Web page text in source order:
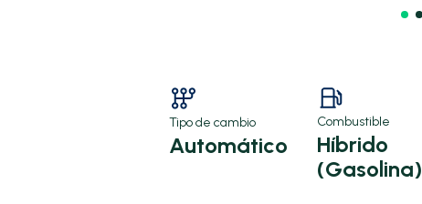
Tipo de cambio
Automático
Combustible
Híbrido
(Gasolina)